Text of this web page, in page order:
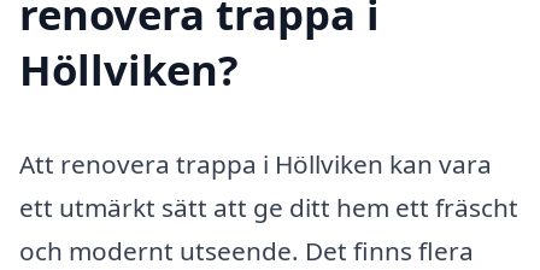
renovera trappa i
Höllviken?
Att renovera trappa i Höllviken kan vara
ett utmärkt sätt att ge ditt hem ett fräscht
och modernt utseende. Det finns flera